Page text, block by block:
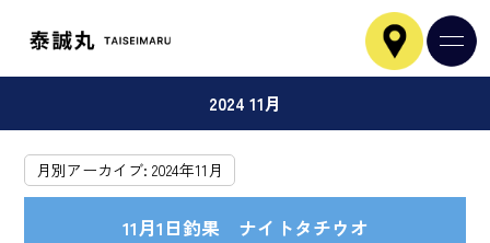
2024 11月
月別アーカイブ:2024年11月
11月1日釣果 ナイトタチウオ